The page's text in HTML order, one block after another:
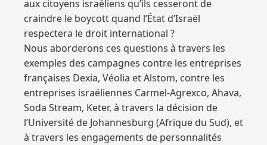
aux citoyens israéliens qu’ils cesseront de
craindre le boycott quand l’État d’Israël
respectera le droit international ?
Nous aborderons ces questions à travers les
exemples des campagnes contre les entreprises
françaises Dexia, Véolia et Alstom, contre les
entreprises israéliennes Carmel-Agrexco, Ahava,
Soda Stream, Keter, à travers la décision de
l’Université de Johannesburg (Afrique du Sud), et
à travers les engagements de personnalités